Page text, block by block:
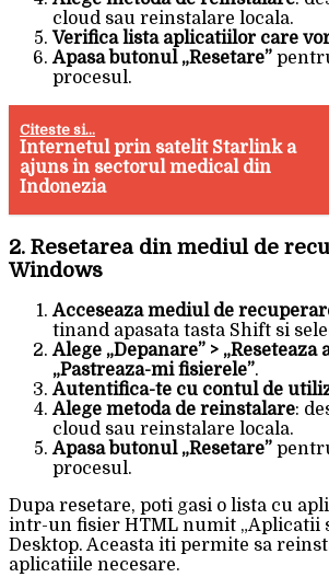
cloud sau reinstalare locala.
Verifica lista aplicatiilor care
Apasa butonul „Resetare”
procesul.
Citeste si...
Internetul prin satelit Starlink a
ajuns in sectorul medical din
Indonezia
2. Resetarea din mediul de
Windows
Acceseaza mediul de
tinand apasata tasta Shift si
Alege „Depanare” > „Reseteaza
„Pastreaza-mi fisierele”.
Autentifica-te cu contul de
Alege metoda de reinstalare:
cloud sau reinstalare locala.
Apasa butonul „Resetare”
procesul.
Dupa resetare, poti gasi o lista cu
intr-un fisier HTML numit „Aplicatii
Desktop. Aceasta iti permite sa
aplicatiile necesare.